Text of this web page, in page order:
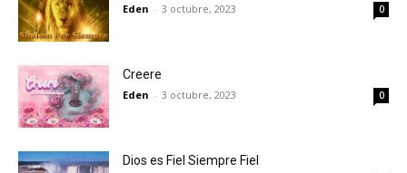
Eden - 3 octubre, 2023 0
Creere
Eden - 3 octubre, 2023 0
Dios es Fiel Siempre Fiel